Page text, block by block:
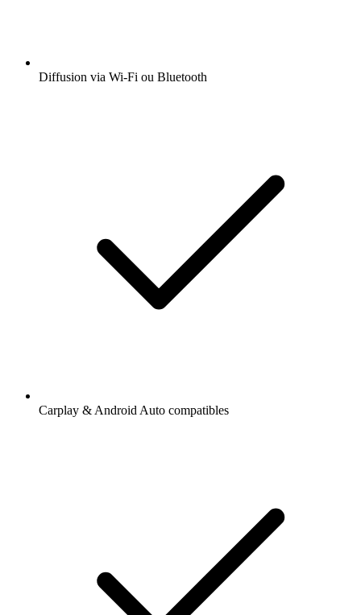
Diffusion via Wi-Fi ou Bluetooth
Carplay & Android Auto compatibles